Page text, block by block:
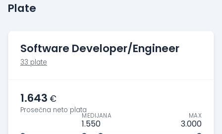
Plate
Software Developer/Engineer
33 plate
1.643 €
Prosečna neto plata
MEDIJANA
1.550
MAX
3.000